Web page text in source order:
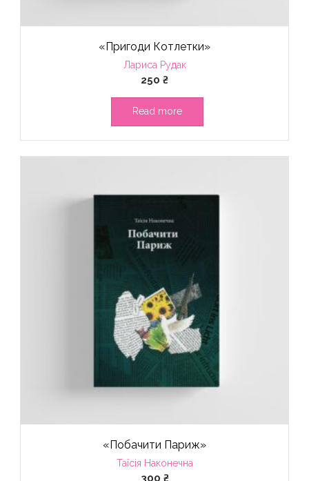
«Пригоди Котлетки»
Лариса Рудак
250 ₴
Read more
«Побачити Париж»
Таїсія Наконечна
300 ₴